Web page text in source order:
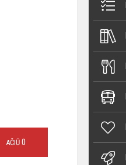
AČIŪ 0